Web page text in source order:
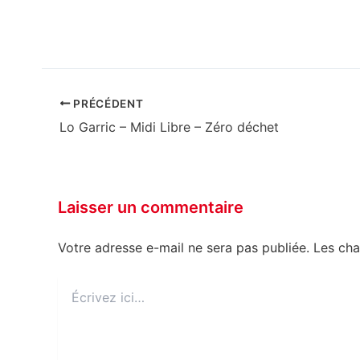
PRÉCÉDENT
Lo Garric – Midi Libre – Zéro déchet
Laisser un commentaire
Votre adresse e-mail ne sera pas publiée. Les
ici…